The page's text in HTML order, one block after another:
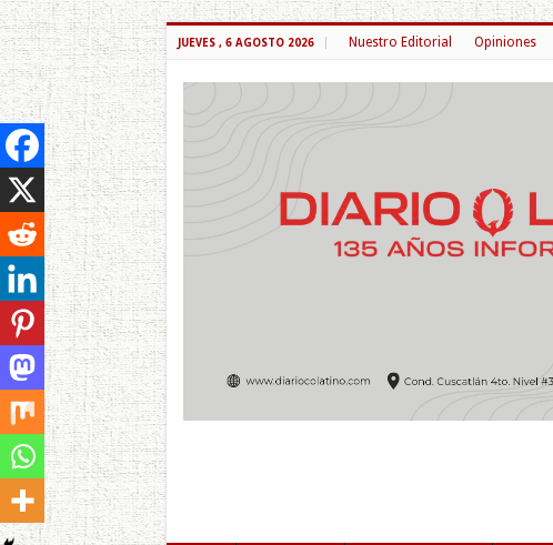
JUEVES , 6 AGOSTO 2026 Nuestro Editorial Opiniones